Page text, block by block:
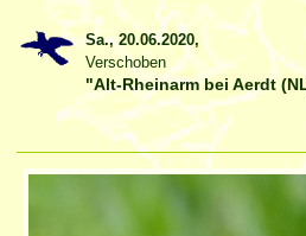
Sa., 20.06.2020,
Verschoben
"Alt-Rheinarm bei Aerdt